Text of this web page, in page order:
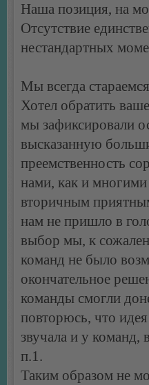
Наша позиция, на
Отсутствие
нестандартных
Мы всегда
Хотел обратить
мы зафиксировали
высказанную
преемственность
нами, как и
вторичным
нам не пришло в
выбор мы, к
команд не было
окончательное
команды смогли
повторюсь, что
звучала и у
п.1.
Таким образом не